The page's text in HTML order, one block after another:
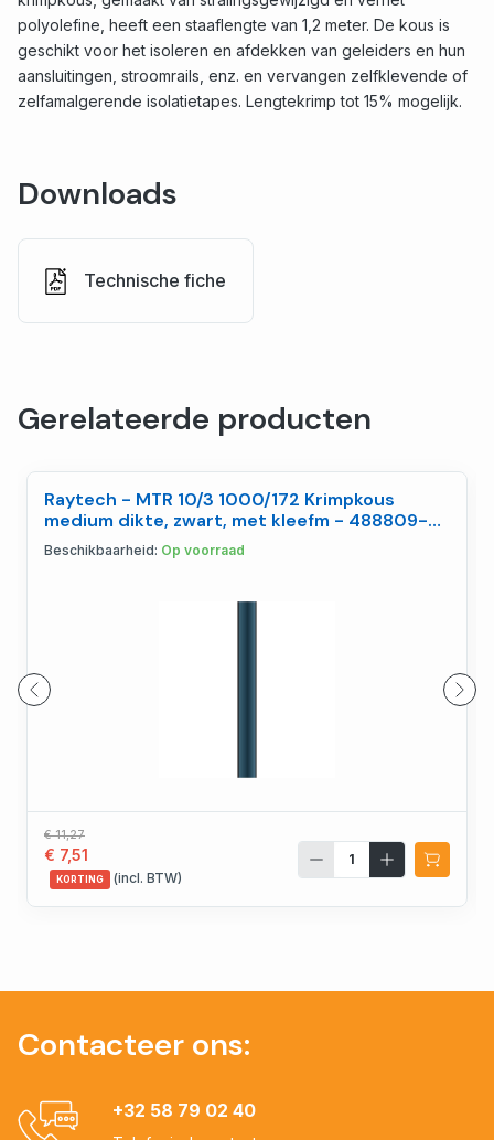
polyolefine, heeft een staaflengte van 1,2 meter. De kous is
geschikt voor het isoleren en afdekken van geleiders en hun
aansluitingen, stroomrails, enz. en vervangen zelfklevende of
zelfamalgerende isolatietapes. Lengtekrimp tot 15% mogelijk.
Downloads
Technische fiche
Gerelateerde producten
Raytech - MTR 10/3 1000/172 Krimpkous
medium dikte, zwart, met kleefm - 488809-
000
Beschikbaarheid: Op voorraad
€ 11,27
€ 7,51
KORTING (incl. BTW)
Contacteer ons:
+32 58 79 02 40